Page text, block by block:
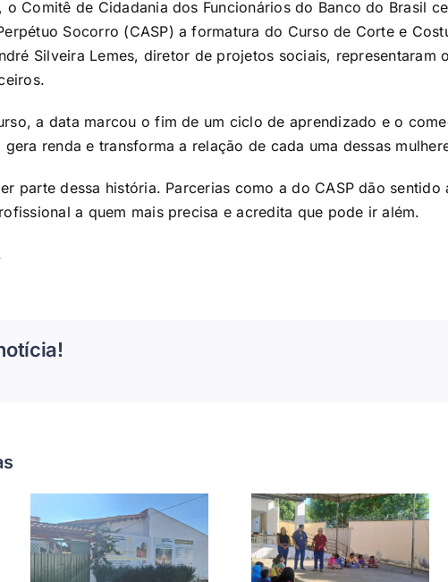
Comitê de Cidadania dos Funcionários do Banco do Brasil
Socorro (CASP) a formatura do Curso de Corte e
Silveira Lemes, diretor de projetos sociais, representaram
a data marcou o fim de um ciclo de aprendizado e o
renda e transforma a relação de cada uma dessas
parte dessa história. Parcerias como a do CASP dão
a quem mais precisa e acredita que pode ir além.